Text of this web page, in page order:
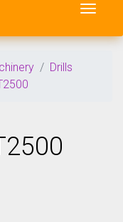
Drills